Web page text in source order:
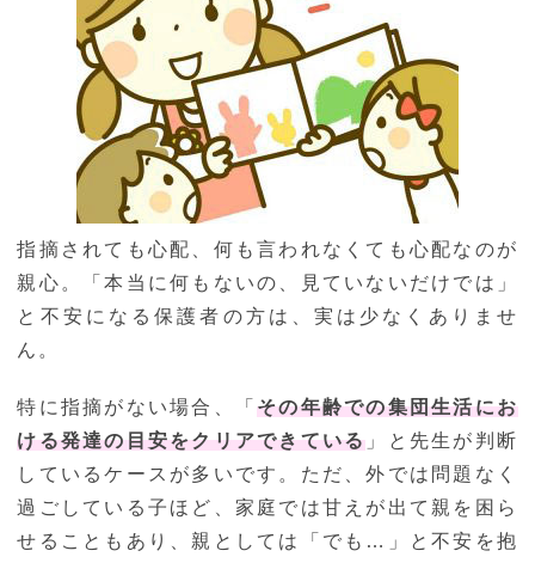
指摘されても心配、何も言われなくても心配なのが
親心。「本当に何もないの、見ていないだけでは」
と不安になる保護者の方は、実は少なくありませ
ん。
特に指摘がない場合、「その年齢での集団生活にお
ける発達の目安をクリアできている 」と先生が判断
しているケースが多いです。ただ、外では問題なく
過ごしている子ほど、家庭では甘えが出て親を困ら
せることもあり、親としては「でも…」と不安を抱